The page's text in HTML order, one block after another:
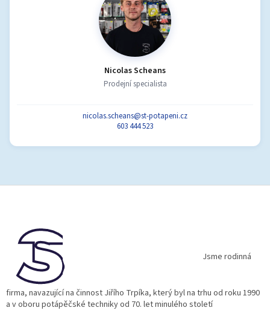
Nicolas Scheans
Prodejní specialista
nicolas.scheans@st-potapeni.cz
603 444 523
Jsme rodinná
firma, navazující na činnost Jiřího Trpíka, který byl na trhu od roku 1990
a v oboru potápěčské techniky od 70. let minulého století